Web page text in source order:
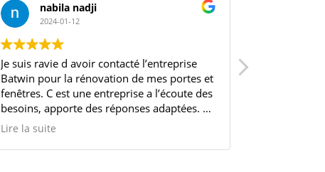
nabila nadji
2024-01-12
Je suis ravie d avoir contacté l’entreprise
Batwin pour la rénovation de mes portes et
fenêtres. C est une entreprise a l’écoute des
besoins, apporte des réponses adaptées. Le
commercial est génial et disponible si on a
d’un professionnalisme incroyable
Lire la suite